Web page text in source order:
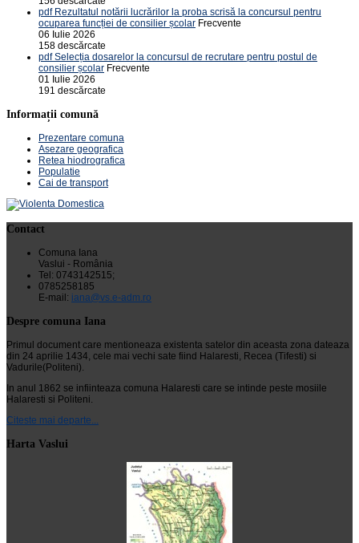
pdf Rezultatul notării lucrărilor la proba scrisă la concursul pentru
ocuparea funcției de consilier școlar Frecvente
06 Iulie 2026
158 descărcate
pdf Selecția dosarelor la concursul de recrutare pentru postul de
consilier școlar Frecvente
01 Iulie 2026
191 descărcate
Informații comună
Prezentare comuna
Asezare geografica
Retea hiodrografica
Populatie
Cai de transport
Contact
Comuna Iana
Vaslui - România
Tel: 0743142515;
0785258185
E-mail: iana@vs.e-adm.ro
Despre comuna Iana
Primul document care mentioneaza existenta satelor din aceasta zona dateaza
din 24 aprilie 1434, cele mai vechi sate fiind Halaresti, Recea (Tifesti) si
Vadurile(Politeni).
In anul 1862 se infiinteaza comuna Halaresti care se intinde peste mosiile
Halaresti si Politeni.
Citeste mai departe...
Harta Vaslui